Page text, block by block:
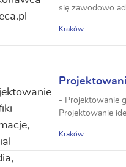
się zawodowo
Kraków
Facebook,
Reformaty
- Projektowanie
Projektowanie
Kraków